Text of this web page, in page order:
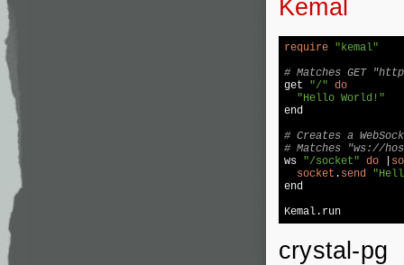
Kemal
require "kemal"
# Matches GET
get "/" do
"Hello World!"
end
# Creates a
# Matches "ws://
ws "/socket" do
socket . send
end
Kemal.run
crystal-pg